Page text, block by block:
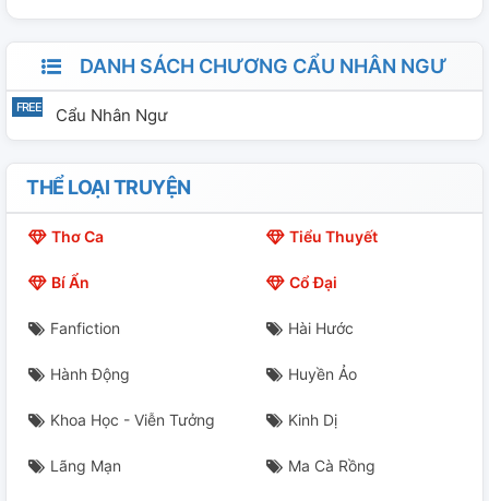
DANH SÁCH CHƯƠNG CẨU NHÂN NGƯ
Cẩu Nhân Ngư
THỂ LOẠI TRUYỆN
Thơ Ca Tiểu Thuyết
Bí Ẩn Cổ Đại
Fanfiction Hài Hước
Hành Động Huyền Ảo
Khoa Học - Viễn Tưởng Kinh Dị
Lãng Mạn Ma Cà Rồng